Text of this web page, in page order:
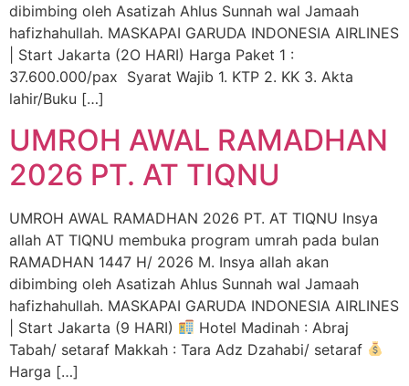
dibimbing oleh Asatizah Ahlus Sunnah wal Jamaah
hafizhahullah. MASKAPAI GARUDA INDONESIA AIRLINES
| Start Jakarta (2O HARI) Harga Paket 1 :
37.600.000/pax Syarat Wajib 1. KTP 2. KK 3. Akta
lahir/Buku […]
UMROH AWAL RAMADHAN
2026 PT. AT TIQNU
UMROH AWAL RAMADHAN 2026 PT. AT TIQNU Insya
allah AT TIQNU membuka program umrah pada bulan
RAMADHAN 1447 H/ 2026 M. Insya allah akan
dibimbing oleh Asatizah Ahlus Sunnah wal Jamaah
hafizhahullah. MASKAPAI GARUDA INDONESIA AIRLINES
| Start Jakarta (9 HARI)
Hotel Madinah : Abraj
Tabah/ setaraf Makkah : Tara Adz Dzahabi/ setaraf
Harga […]